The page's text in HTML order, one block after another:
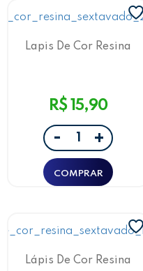
Lapis De Cor Resina
R$ 15,90
- +
Lápis De Cor Resina